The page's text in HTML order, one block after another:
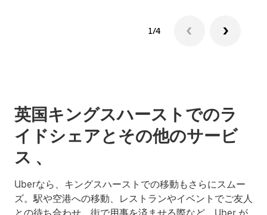
1/4
英国キングスハーストでのラ
イドシェアとその他のサービ
ス 、
Uberなら、キングスハーストでの移動もさらにスムー
ズ。駅や空港への移動、レストランやイベントでご友人